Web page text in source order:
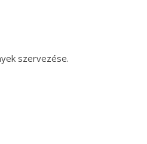
szervezése.